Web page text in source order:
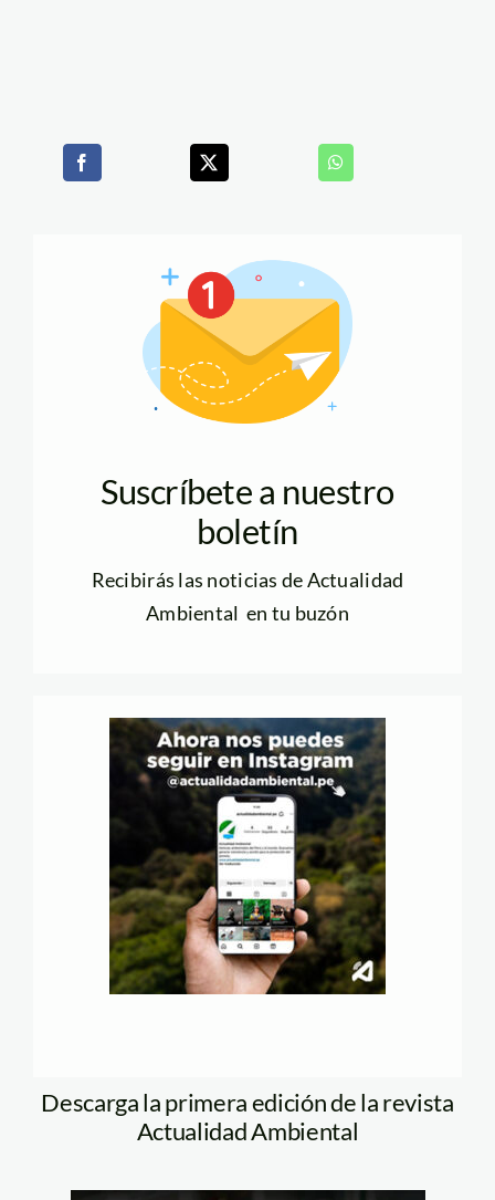
Suscríbete a nuestro
boletín
Recibirás las noticias de Actualidad
Ambiental en tu buzón
Descarga la primera edición de la revista
Actualidad Ambiental